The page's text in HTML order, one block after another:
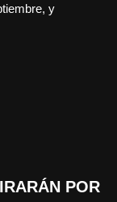
y
POR